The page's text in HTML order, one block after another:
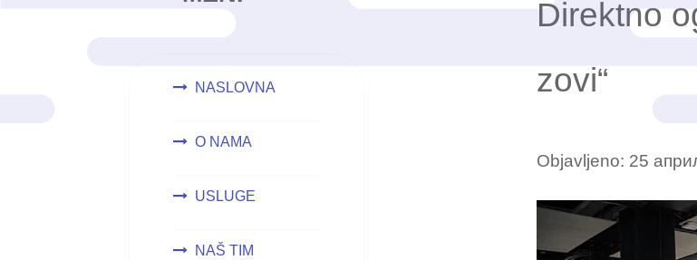
NASLOVNA
O NAMA
USLUGE
NAŠ TIM
Direktno
zovi“
Objavljeno: 25